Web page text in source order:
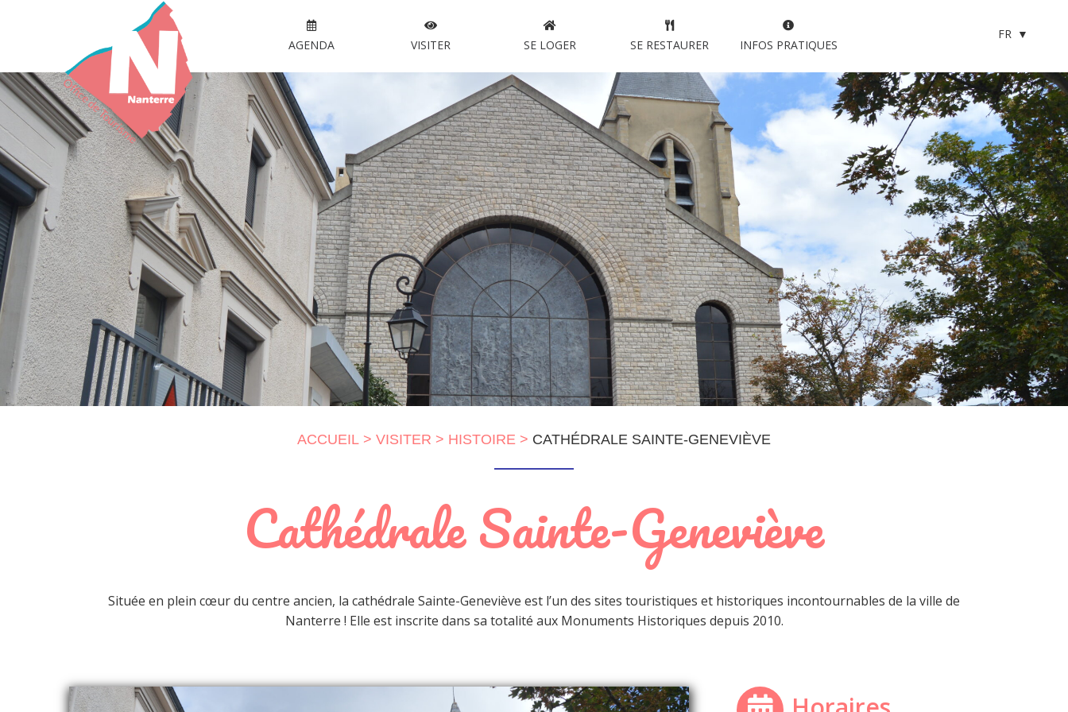
AGENDA VISITER SE LOGER SE RESTAURER INFOS PRATIQUES
FR
ACCUEIL VISITER HISTOIRE CATHÉDRALE SAINTE-GENEVIÈVE
Cathédrale Sainte-Geneviève
Située en plein cœur du centre ancien, la cathédrale Sainte-Geneviève est l’un des sites touristiques et historiques incontournables de la ville de
Nanterre ! Elle est inscrite dans sa totalité aux Monuments Historiques depuis 2010.